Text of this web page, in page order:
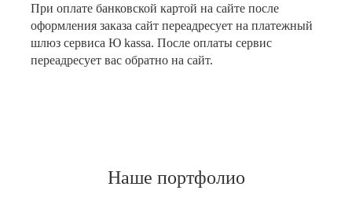
При оплате банковской картой на сайте после
оформления заказа сайт переадресует на платежный
шлюз сервиса Ю kassa. После оплаты сервис
переадресует вас обратно на сайт.
Наше портфолио